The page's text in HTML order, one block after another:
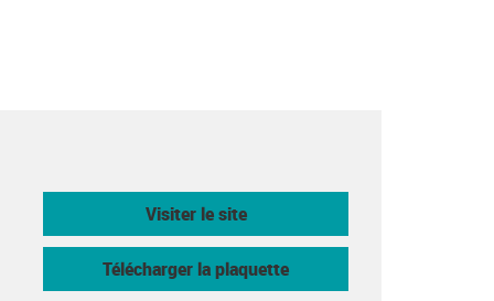
Visiter le site
Télécharger la plaquette